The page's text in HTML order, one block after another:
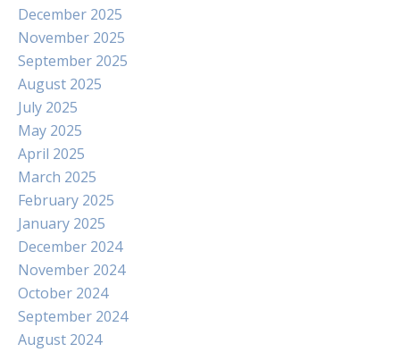
December 2025
November 2025
September 2025
August 2025
July 2025
May 2025
April 2025
March 2025
February 2025
January 2025
December 2024
November 2024
October 2024
September 2024
August 2024